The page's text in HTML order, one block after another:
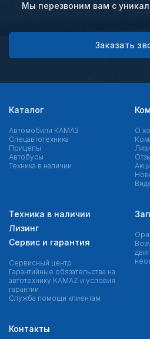
Мы перезвоним вам с
Заказать
Каталог
Автомобили КАМАЗ
Спецавтотехника
Прицепы
Автобусы
Техника в наличии
О
Техника в наличии
Лизинг
Сервис и гарантия
Сервисный центр
Гарантийные обязательства на
автотехнику KAMAZ и условия
гарантии
Служба помощи клиентам
Контакты